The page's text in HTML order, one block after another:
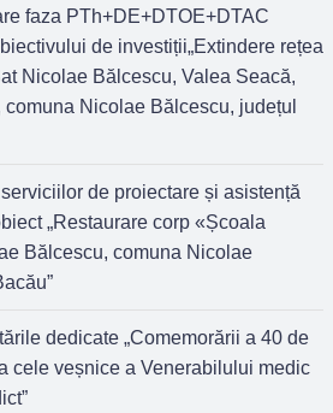
faza PTh+DE+DTOE+DTAC
de investiții„Extindere rețea
Nicolae Bălcescu, Valea Seacă,
Nicolae Bălcescu, județul
de proiectare și asistență
„Restaurare corp «Școala
Bălcescu, comuna Nicolae
dedicate „Comemorării a 40 de
cele veșnice a Venerabilului medic